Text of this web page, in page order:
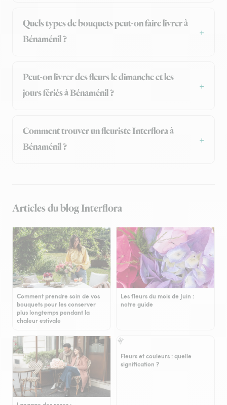
Quels types de bouquets peut-on faire livrer à
Bénaménil ?
Peut-on livrer des fleurs le dimanche et les
jours fériés à Bénaménil ?
Comment trouver un fleuriste Interflora à
Bénaménil ?
Articles du blog Interflora
Comment prendre soin de vos
bouquets pour les conserver
plus longtemps pendant la
chaleur estivale
Les fleurs du mois de Juin :
notre guide
Fleurs et couleurs : quelle
signification ?